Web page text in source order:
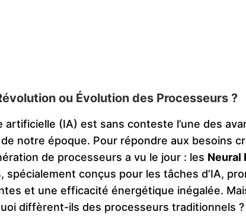
ou Évolution des Processeurs ?
artificielle (IA) est sans conteste l’une des
notre époque. Pour répondre aux besoins
de processeurs a vu le jour : les Neural
spécialement conçus pour les tâches d’IA,
et une efficacité énergétique inégalée.
diffèrent-ils des processeurs traditionnels ?